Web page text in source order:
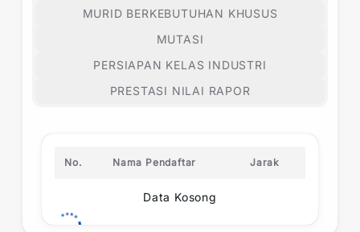
MURID BERKEBUTUHAN KHUSUS
MUTASI
PERSIAPAN KELAS INDUSTRI
PRESTASI NILAI RAPOR
No. Nama Pendaftar Jarak
Data Kosong